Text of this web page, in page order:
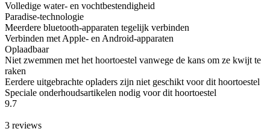
Volledige water- en vochtbestendigheid
Paradise-technologie
Meerdere bluetooth-apparaten tegelijk verbinden
Verbinden met Apple- en Android-apparaten
Oplaadbaar
Niet zwemmen met het hoortoestel vanwege de kans om ze kwijt te
raken
Eerdere uitgebrachte opladers zijn niet geschikt voor dit hoortoestel
Speciale onderhoudsartikelen nodig voor dit hoortoestel
9.7
3 reviews